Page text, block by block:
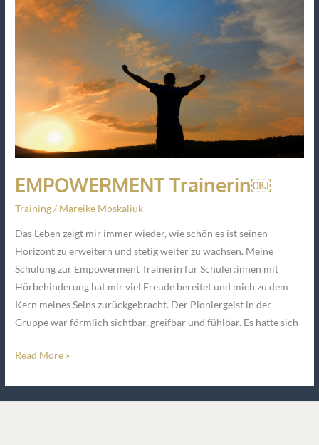
EMPOWERMENT Trainerin￼
Training/ Mareike Moskaliuk
Das Leben zeigt mir immer wieder, wie schön es ist seinen
Horizont zu erweitern und stetig weiter zu wachsen. Meine
Schulung zur Empowerment Trainerin für Schüler:innen mit
Hörbehinderung hat mir viel Freude bereitet und mich zu dem
Kern meines Seins zurückgebracht. Der Pioniergeist in der
Gruppe war förmlich sichtbar, greifbar und fühlbar. Es hatte sich
￼
Read More »